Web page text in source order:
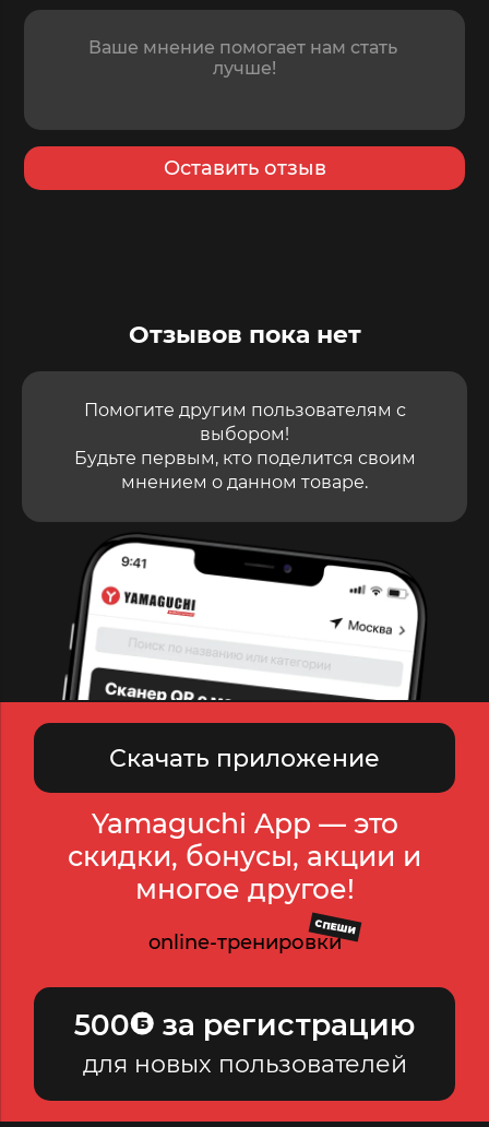
Отзыв
Оставить отзыв
Отзывов пока нет
Помогите другим пользователям с
выбором!
Будьте первым, кто поделится своим
мнением о данном товаре.
Скачать приложение
Yamaguchi App — это
скидки, бонусы, акции и
многое другое!
online-тренировки
СПЕШИ
500 за регистрацию
для новых пользователей